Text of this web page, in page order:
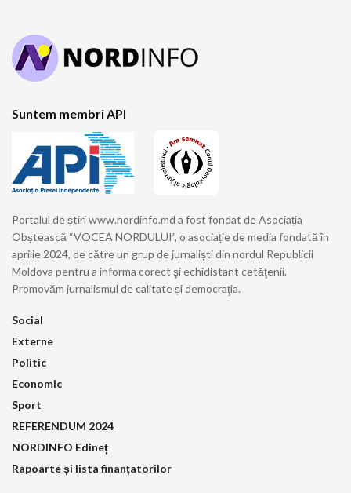
Suntem membri API
Portalul de știri www.nordinfo.md a fost fondat de Asociația
Obștească “VOCEA NORDULUI”, o asociație de media fondată în
aprilie 2024, de către un grup de jurnaliști din nordul Republicii
Moldova pentru a informa corect şi echidistant cetăţenii.
Promovăm jurnalismul de calitate și democraţia.
Social
Externe
Politic
Economic
Sport
REFERENDUM 2024
NORDINFO Edineț
Rapoarte și lista finanțatorilor